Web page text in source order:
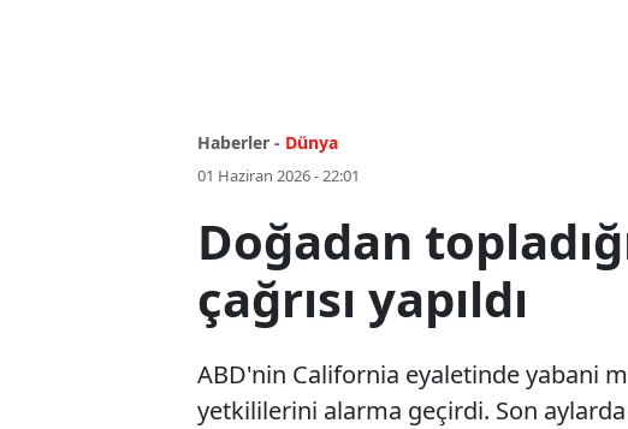
Haberler - Dünya
01 Haziran 2026 - 22:01
Doğadan
çağrısı yapıldı
ABD'nin California eyaletinde yabani
yetkililerini alarma geçirdi. Son